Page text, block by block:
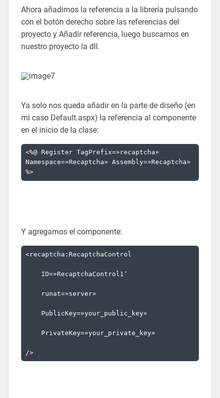
Ahora añadimos la referencia a la librería pulsando
con el botón derecho sobre las referencias del
proyecto y Añadir referencia, luego buscamos en
nuestro proyecto la dll.
Ya solo nos queda añadir en la parte de diseño (en
mi caso Default.aspx) la referencia al componente
en el inicio de la clase:
<%@ Register TagPrefix=»recaptcha»
Namespace=»Recaptcha» Assembly=»Recaptcha»
%>
Y agregamos el componente:
<recaptcha:RecaptchaControl
ID=»RecaptchaControl1″
runat=»server»
PublicKey=»your_public_key»
PrivateKey=»your_private_key»
/>